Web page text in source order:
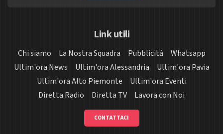
Link utili
Chi siamo La Nostra Squadra Pubblicità
Whatsapp
Ultim'ora News
Ultim'ora Alessandria
Ultim'ora Pavia
Ultim'ora Alto Piemonte
Ultim'ora Eventi
Diretta Radio
Diretta TV Lavora con Noi
CONTATTACI